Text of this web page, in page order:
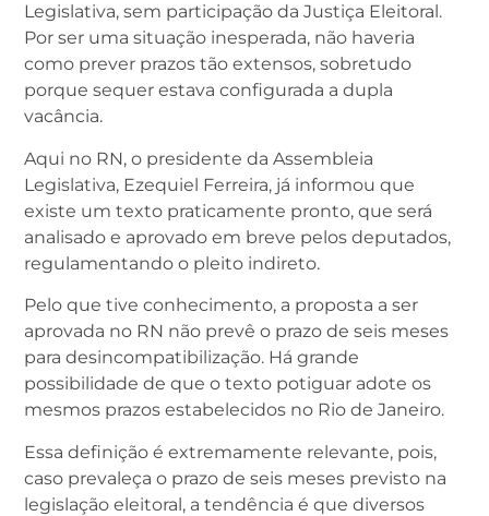
Legislativa, sem participação da Justiça Eleitoral.
Por ser uma situação inesperada, não haveria
como prever prazos tão extensos, sobretudo
porque sequer estava configurada a dupla
vacância.
Aqui no RN, o presidente da Assembleia
Legislativa, Ezequiel Ferreira, já informou que
existe um texto praticamente pronto, que será
analisado e aprovado em breve pelos deputados,
regulamentando o pleito indireto.
Pelo que tive conhecimento, a proposta a ser
aprovada no RN não prevê o prazo de seis meses
para desincompatibilização. Há grande
possibilidade de que o texto potiguar adote os
mesmos prazos estabelecidos no Rio de Janeiro.
Essa definição é extremamente relevante, pois,
caso prevaleça o prazo de seis meses previsto na
legislação eleitoral, a tendência é que diversos